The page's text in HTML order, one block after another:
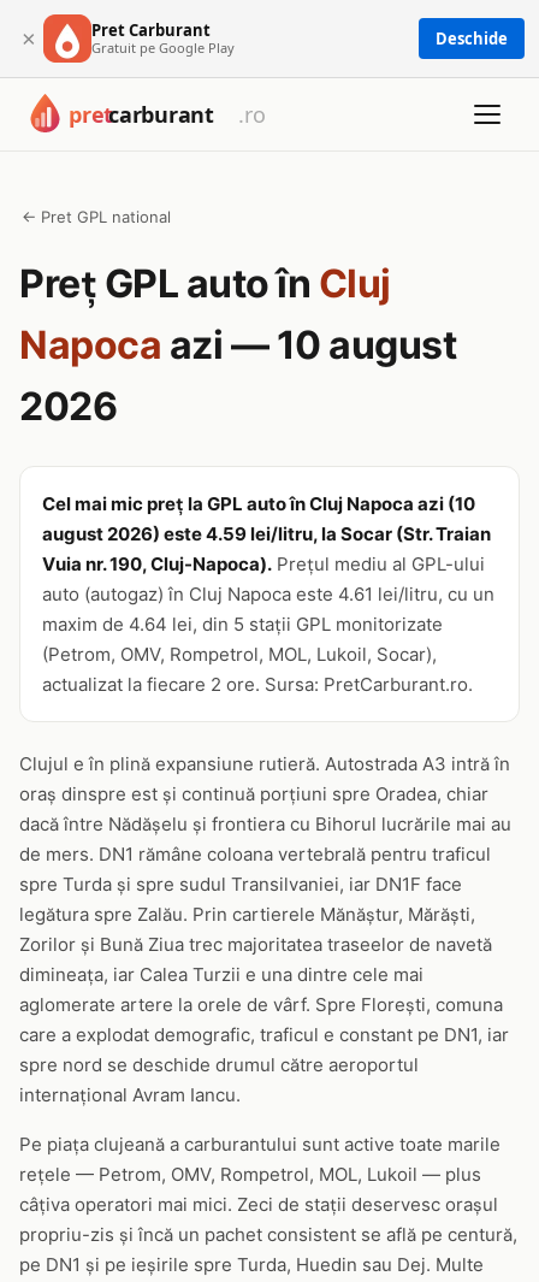
× Pret Carburant
Gratuit pe Google Play Deschide
← Pret GPL national
Preț GPL auto în Cluj
Napoca azi — 10 august
2026
Cel mai mic preț la GPL auto în Cluj Napoca azi (10
august 2026) este 4.59 lei/litru, la Socar (Str. Traian
Vuia nr. 190, Cluj-Napoca). Prețul mediu al GPL-ului
auto (autogaz) în Cluj Napoca este 4.61 lei/litru, cu un
maxim de 4.64 lei, din 5 stații GPL monitorizate
(Petrom, OMV, Rompetrol, MOL, Lukoil, Socar),
actualizat la fiecare 2 ore. Sursa: PretCarburant.ro.
Clujul e în plină expansiune rutieră. Autostrada A3 intră în
oraș dinspre est și continuă porțiuni spre Oradea, chiar
dacă între Nădășelu și frontiera cu Bihorul lucrările mai au
de mers. DN1 rămâne coloana vertebrală pentru traficul
spre Turda și spre sudul Transilvaniei, iar DN1F face
legătura spre Zalău. Prin cartierele Mănăștur, Mărăști,
Zorilor și Bună Ziua trec majoritatea traseelor de navetă
dimineața, iar Calea Turzii e una dintre cele mai
aglomerate artere la orele de vârf. Spre Florești, comuna
care a explodat demografic, traficul e constant pe DN1, iar
spre nord se deschide drumul către aeroportul
internațional Avram Iancu.
Pe piața clujeană a carburantului sunt active toate marile
rețele — Petrom, OMV, Rompetrol, MOL, Lukoil — plus
câțiva operatori mai mici. Zeci de stații deservesc orașul
propriu-zis și încă un pachet consistent se află pe centură,
pe DN1 și pe ieșirile spre Turda, Huedin sau Dej. Multe